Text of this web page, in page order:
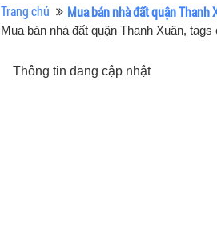
Trang chủ
Mua bán nhà đất quận Thanh
Mua bán nhà đất quận Thanh Xuân,
Thông tin đang cập nhật